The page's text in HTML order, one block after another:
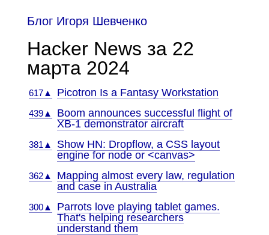
Блог Игоря Шевченко
Hacker News за 22
марта 2024
617▲ Picotron Is a Fantasy Workstation
439▲
Boom announces successful flight of
XB-1 demonstrator aircraft
381▲
Show HN: Dropflow, a CSS layout
engine for node or <canvas>
362▲
Mapping almost every law, regulation
and case in Australia
300▲
Parrots love playing tablet games.
That's helping researchers
understand them